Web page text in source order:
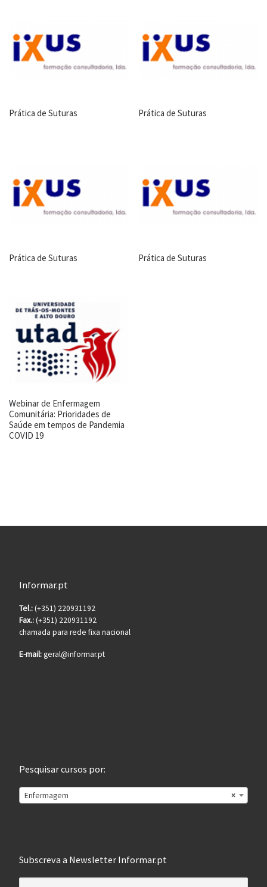
Prática de Suturas Prática de Suturas
Prática de Suturas Prática de Suturas
Webinar de Enfermagem
Comunitária: Prioridades de
Saúde em tempos de Pandemia
COVID 19
Informar.pt
Tel.:(+351) 220931192
Fax.:(+351) 220931192
chamada para rede fixa nacional
E-mail:geral@informar.pt
Pesquisar cursos por:
×
Enfermagem
Subscreva a Newsletter Informar.pt